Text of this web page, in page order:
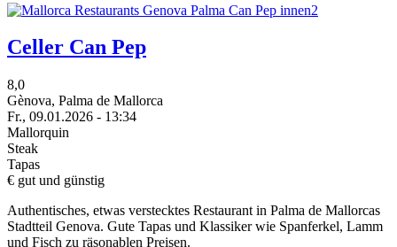
Celler Can Pep
8,0
Gènova, Palma de Mallorca
Fr., 09.01.2026 - 13:34
Mallorquin
Steak
Tapas
€ gut und günstig
Authentisches, etwas verstecktes Restaurant in Palma de Mallorcas
Stadtteil Genova. Gute Tapas und Klassiker wie Spanferkel, Lamm
und Fisch zu räsonablen Preisen.